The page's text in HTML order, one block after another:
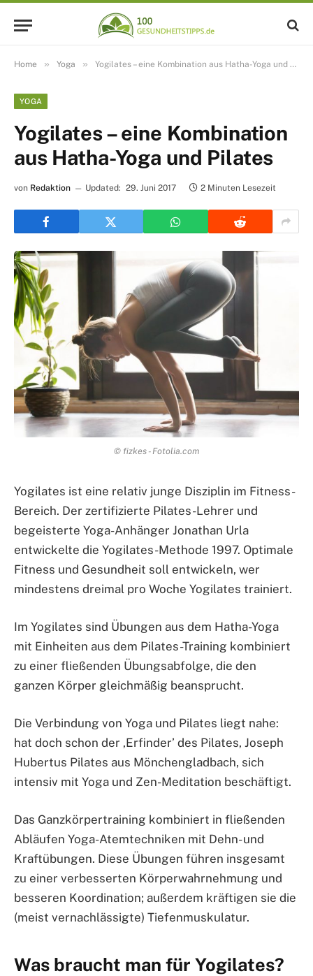
Home » Yoga » Yogilates – eine Kombination aus Hatha-Yoga und Pilates
YOGA
Yogilates – eine Kombination
aus Hatha-Yoga und Pilates
von Redaktion Updated: 29. Juni 2017 2 Minuten Lesezeit
© fizkes - Fotolia.com
Yogilates ist eine relativ junge Disziplin im Fitness-
Bereich. Der zertifizierte Pilates-Lehrer und
begeisterte Yoga-Anhänger Jonathan Urla
entwickelte die Yogilates-Methode 1997. Optimale
Fitness und Gesundheit soll entwickeln, wer
mindestens dreimal pro Woche Yogilates trainiert.
Im Yogilates sind Übungen aus dem Hatha-Yoga
mit Einheiten aus dem Pilates-Training kombiniert
zu einer fließenden Übungsabfolge, die den
ganzen Körper gleichmäßig beansprucht.
Die Verbindung von Yoga und Pilates liegt nahe:
hat doch schon der ‚Erfinder’ des Pilates, Joseph
Hubertus Pilates aus Mönchengladbach, sich
intensiv mit Yoga und Zen-Meditation beschäftigt.
Das Ganzkörpertraining kombiniert in fließenden
Abläufen Yoga-Atemtechniken mit Dehn- und
Kraftübungen. Diese Übungen führen insgesamt
zu einer verbesserten Körperwahrnehmung und
besseren Koordination; außerdem kräftigen sie die
(meist vernachlässigte) Tiefenmuskulatur.
Was braucht man für Yogilates?